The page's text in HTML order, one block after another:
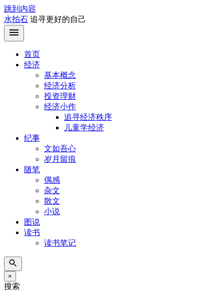
跳到内容
水拍石 追寻更好的自己
首页
经济
基本概念
经济分析
投资理财
经济小作
追寻经济秩序
儿童学经济
纪事
文如吾心
岁月留痕
随笔
偶感
杂文
散文
小说
图说
读书
读书笔记
×
搜索